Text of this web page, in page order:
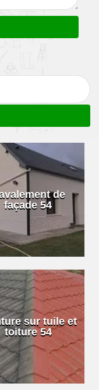
de
façade 54
sur tuile et
toiture 54